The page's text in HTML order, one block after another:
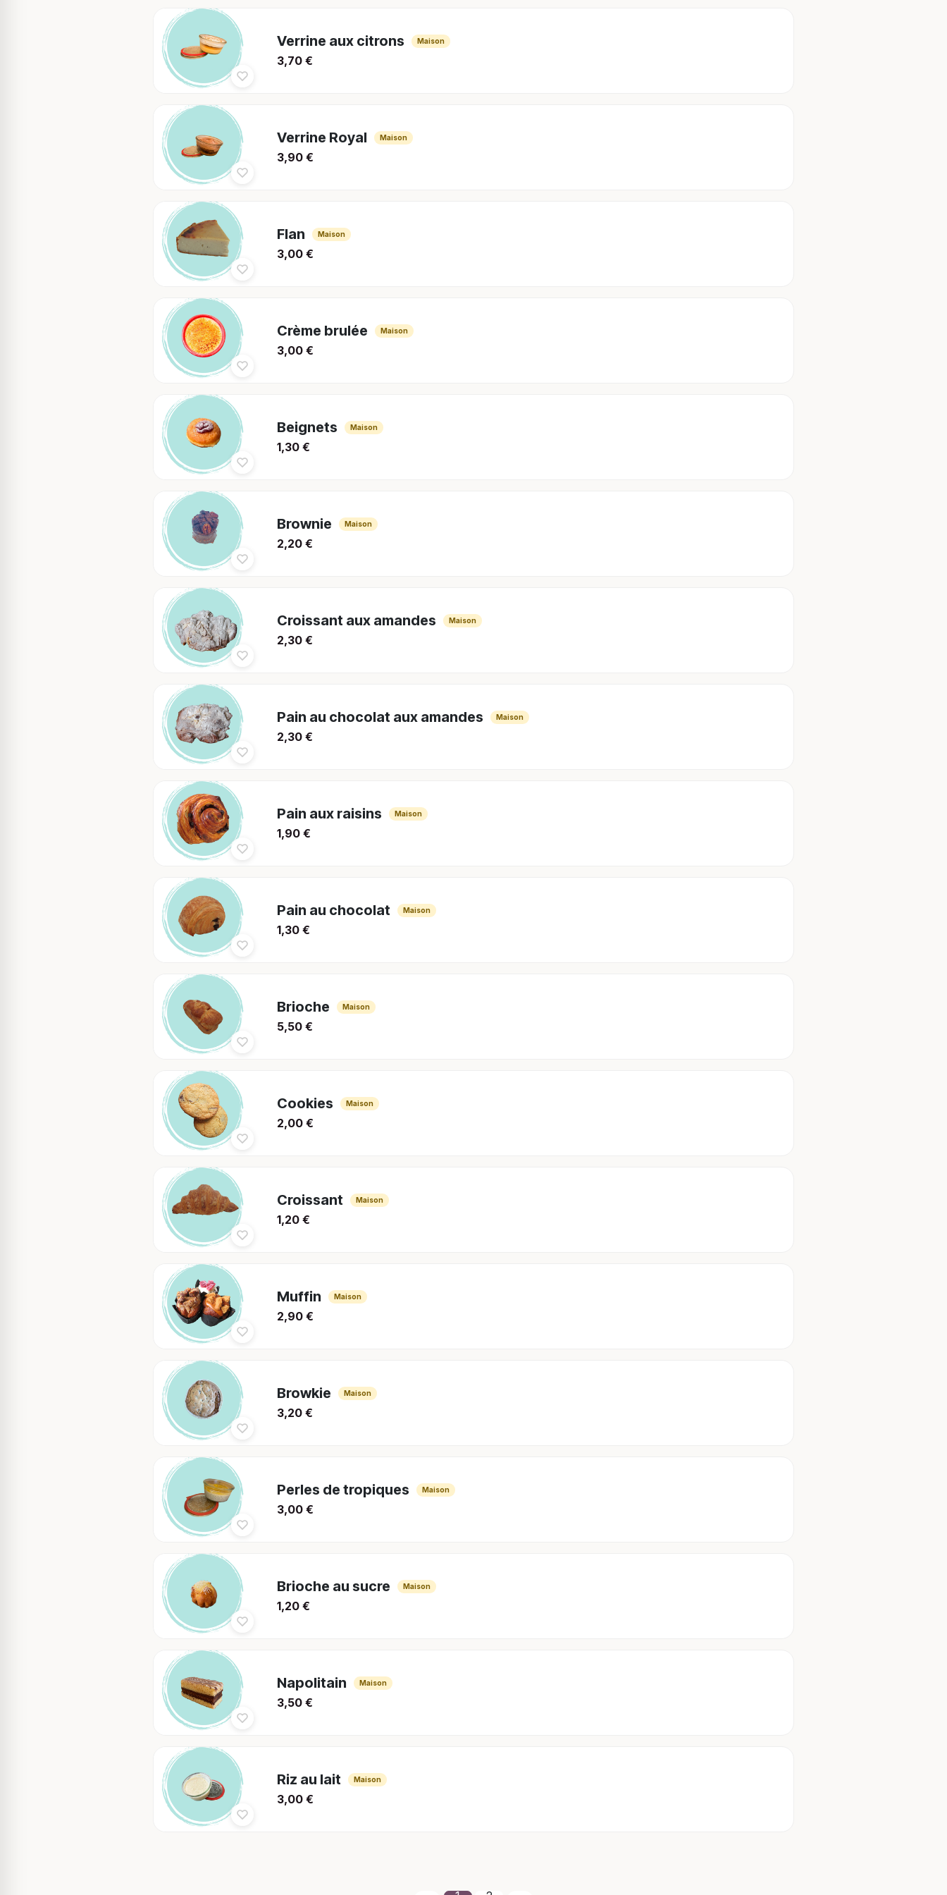
Verrine aux citrons Maison
3,70 €
Verrine Royal Maison
3,90 €
Flan Maison
3,00 €
Crème brulée Maison
3,00 €
Beignets Maison
1,30 €
Brownie Maison
2,20 €
Croissant aux amandes Maison
2,30 €
Pain au chocolat aux amandes Maison
2,30 €
Pain aux raisins Maison
1,90 €
Pain au chocolat Maison
1,30 €
Brioche Maison
5,50 €
Cookies Maison
2,00 €
Croissant Maison
1,20 €
Muffin Maison
2,90 €
Browkie Maison
3,20 €
Perles de tropiques Maison
3,00 €
Brioche au sucre Maison
1,20 €
Napolitain Maison
3,50 €
Riz au lait Maison
3,00 €